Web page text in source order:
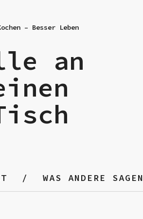
– Besser Leben
an
WAS ANDERE SAGEN